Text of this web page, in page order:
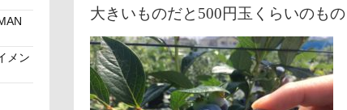
大きいものだと 500円玉くらいのも
メン